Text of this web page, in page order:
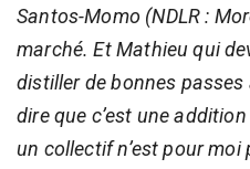
Santos-Momo (NDLR :
marché. Et Mathieu qui
distiller de bonnes
dire que c’est une
un collectif n’est pour moi